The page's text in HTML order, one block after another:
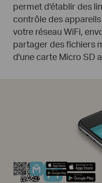
permet d'établir des
contrôle des
votre réseau WiFi,
partager des fichiers
d'une carte Micro SD